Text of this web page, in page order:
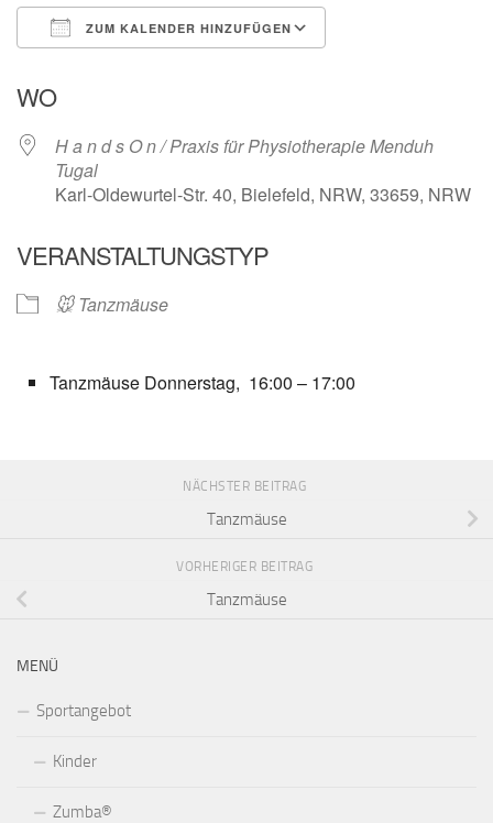
ZUM KALENDER HINZUFÜGEN
WO
H a n d s O n / Praxis für Physiotherapie Menduh
Tugal
Karl-Oldewurtel-Str. 40, Bielefeld, NRW, 33659, NRW
VERANSTALTUNGSTYP
🐭 Tanzmäuse
Tanzmäuse Donnerstag, 16:00 – 17:00
NÄCHSTER BEITRAG
Tanzmäuse
VORHERIGER BEITRAG
Tanzmäuse
MENÜ
Sportangebot
Kinder
Zumba®